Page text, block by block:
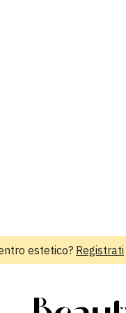
estetico? Registrati